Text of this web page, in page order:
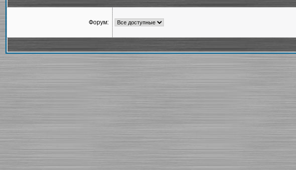
Форум: